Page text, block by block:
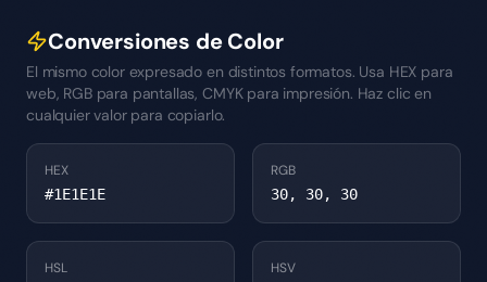
Conversiones de Color
El mismo color expresado en distintos formatos. Usa HEX para
web, RGB para pantallas, CMYK para impresión. Haz clic en
cualquier valor para copiarlo.
HEX
#1E1E1E
RGB
30, 30, 30
HSL
HSV